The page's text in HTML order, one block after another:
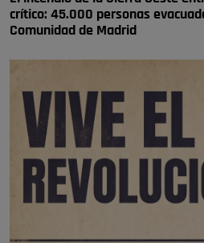
crítico: 45.000 personas
Comunidad de Madrid